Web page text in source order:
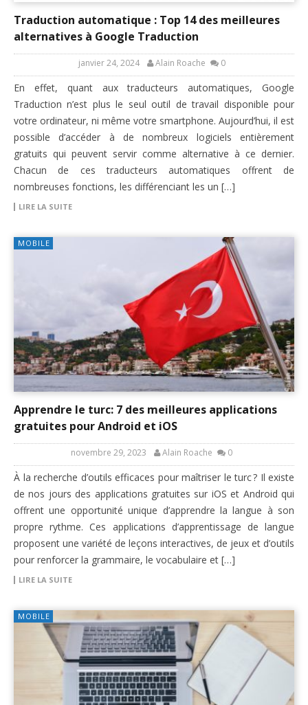
Traduction automatique : Top 14 des meilleures
alternatives à Google Traduction
janvier 24, 2024 Alain Roache 0
En effet, quant aux traducteurs automatiques, Google
Traduction n’est plus le seul outil de travail disponible pour
votre ordinateur, ni même votre smartphone. Aujourd’hui, il est
possible d’accéder à de nombreux logiciels entièrement
gratuits qui peuvent servir comme alternative à ce dernier.
Chacun de ces traducteurs automatiques offrent de
nombreuses fonctions, les différenciant les un […]
LIRE LA SUITE
MOBILE
Apprendre le turc: 7 des meilleures applications
gratuites pour Android et iOS
novembre 29, 2023 Alain Roache 0
À la recherche d’outils efficaces pour maîtriser le turc ? Il existe
de nos jours des applications gratuites sur iOS et Android qui
offrent une opportunité unique d’apprendre la langue à son
propre rythme. Ces applications d’apprentissage de langue
proposent une variété de leçons interactives, de jeux et d’outils
pour renforcer la grammaire, le vocabulaire et […]
LIRE LA SUITE
MOBILE